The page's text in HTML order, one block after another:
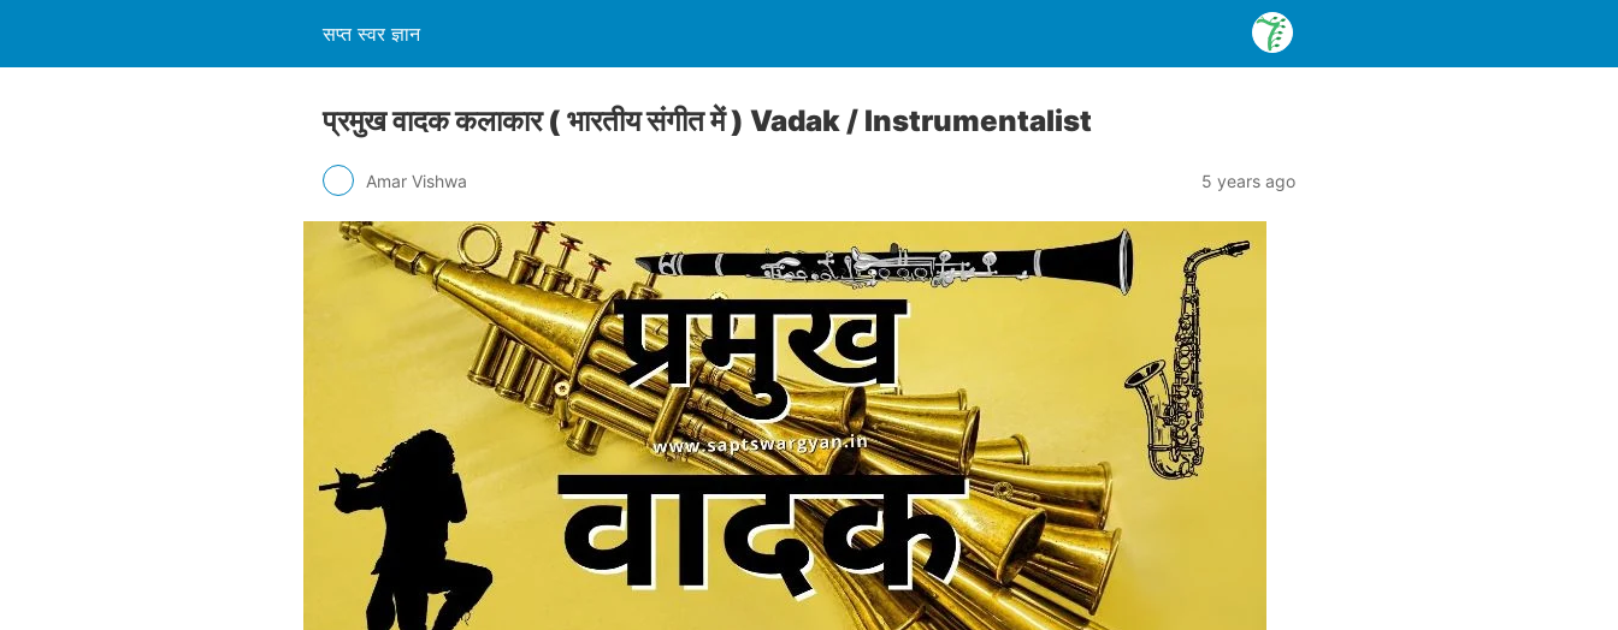
सप्त स्वर ज्ञान
प्रमुख वादक कलाकार ( भारतीय संगीत में ) Vadak / Instrumentalist
Amar Vishwa 5 years ago